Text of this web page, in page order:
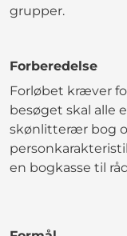
grupper.
Forberedelse
Forløbet kræver
besøget skal alle
skønlitterær bog
en bogkasse til